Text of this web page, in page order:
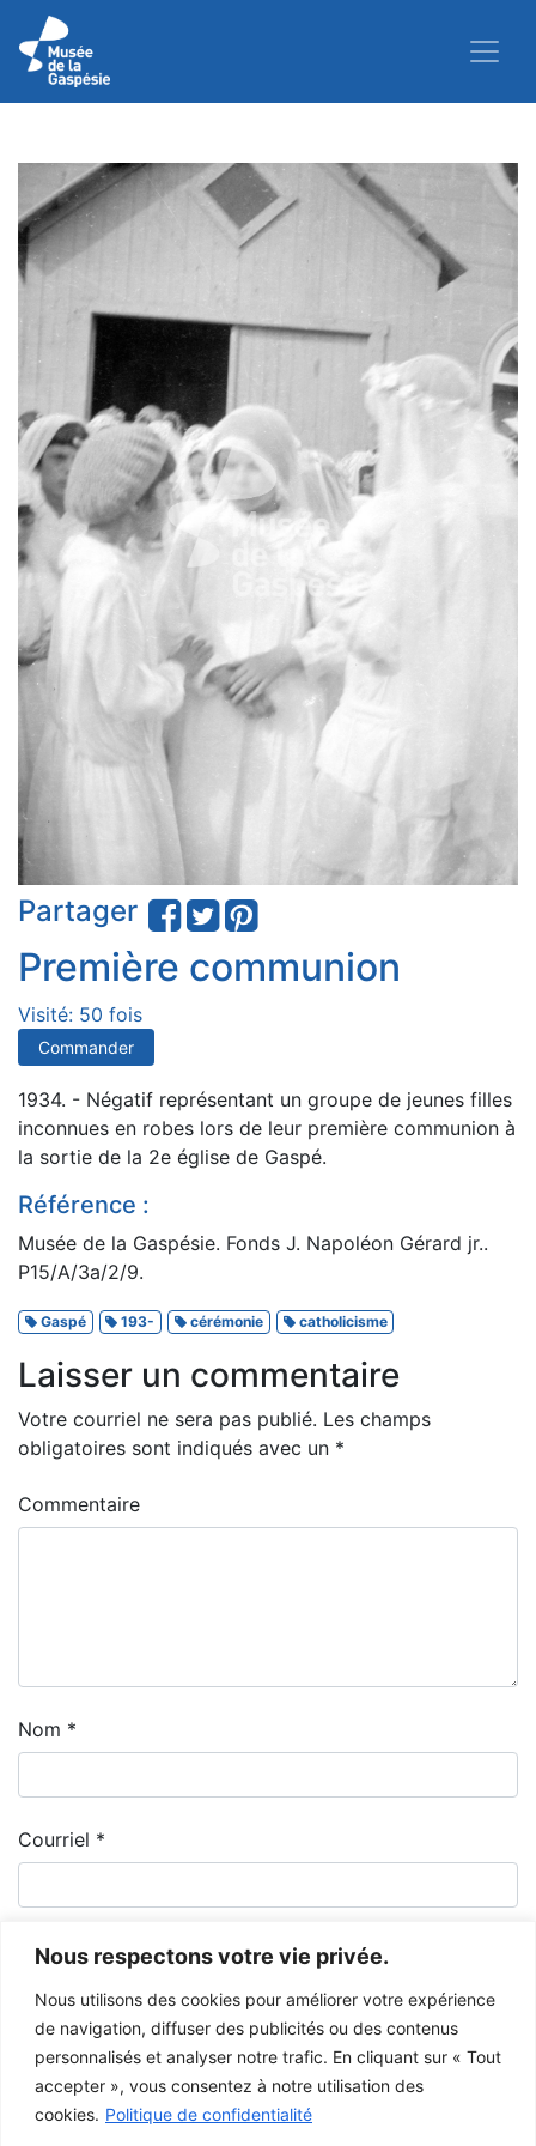
Nous respectons votre vie privée.
Nous utilisons des cookies pour améliorer votre expérience
de navigation, diffuser des publicités ou des contenus
personnalisés et analyser notre trafic. En cliquant sur « Tout
accepter », vous consentez à notre utilisation des
cookies. Politique de confidentialité
Partager
Première communion
Visité: 50 fois
Commander
1934. - Négatif représentant un groupe de jeunes filles
inconnues en robes lors de leur première communion à
la sortie de la 2e église de Gaspé.
Référence :
Musée de la Gaspésie. Fonds J. Napoléon Gérard jr..
P15/A/3a/2/9.
Gaspé 193- cérémonie catholicisme
Laisser un commentaire
Votre courriel ne sera pas publié. Les champs
obligatoires sont indiqués avec un *
Commentaire
Nom *
Courriel *